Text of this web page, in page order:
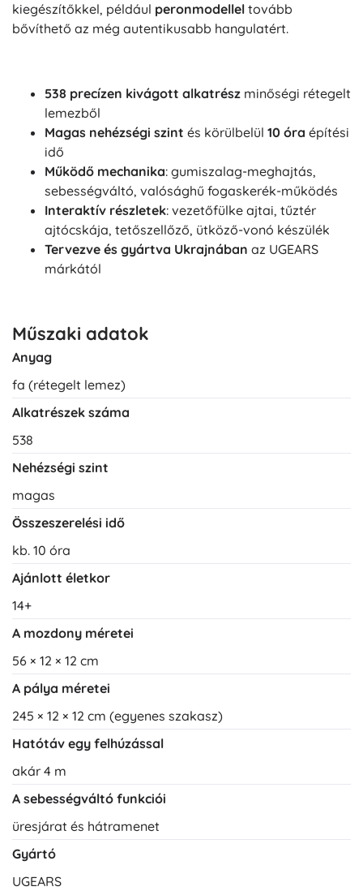
kiegészítőkkel, például peronmodellel tovább
bővíthető az még autentikusabb hangulatért.
538 precízen kivágott alkatrész minőségi rétegelt
lemezből
Magas nehézségi szint és körülbelül 10 óra építési
idő
Működő mechanika: gumiszalag-meghajtás,
sebességváltó, valósághű fogaskerék-működés
Interaktív részletek: vezetőfülke ajtai, tűztér
ajtócskája, tetőszellőző, ütköző-vonó készülék
Tervezve és gyártva Ukrajnában az UGEARS
márkától
Műszaki adatok
Anyag
fa (rétegelt lemez)
Alkatrészek száma
538
Nehézségi szint
magas
Összeszerelési idő
kb. 10 óra
Ajánlott életkor
14+
A mozdony méretei
56 × 12 × 12 cm
A pálya méretei
245 × 12 × 12 cm (egyenes szakasz)
Hatótáv egy felhúzással
akár 4 m
A sebességváltó funkciói
üresjárat és hátramenet
Gyártó
UGEARS